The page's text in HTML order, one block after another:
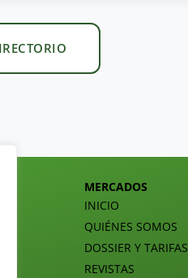
MERCADOS
INICIO
QUIÉNES SOMOS
DOSSIER Y TARIFAS
REVISTAS